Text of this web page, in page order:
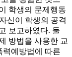
학생의 문제행동
신이 학생의 공격
보고하였다. 둘
방법을 사용한 교
력예방법에 따른